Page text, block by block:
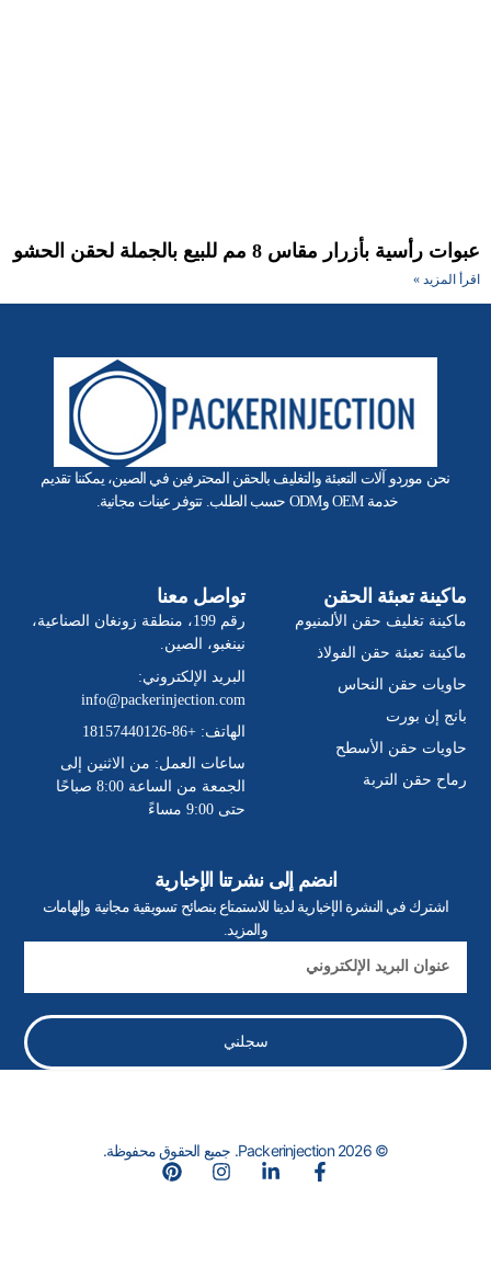
رأسية بأزرار مقاس 8 مم للبيع بالجملة لحقن الحشو
المزيد »
نحن موردو آلات التعبئة والتغليف بالحقن المحترفين في الصين، يمكننا تقديم
خدمة OEM وODM حسب الطلب. تتوفر عينات مجانية.
ماكينة تعبئة الحقن
ماكينة تغليف حقن الألمنيوم
ماكينة تعبئة حقن الفولاذ
حاويات حقن النحاس
بانج إن بورت
حاويات حقن الأسطح
رماح حقن التربة
تواصل معنا
رقم 199، منطقة زونغان الصناعية،
نينغبو، الصين.
البريد الإلكتروني:
info@packerinjection.com
الهاتف: +86-18157440126
ساعات العمل: من الاثنين إلى
الجمعة من الساعة 8:00 صباحًا
حتى 9:00 مساءً
انضم إلى نشرتنا الإخبارية
اشترك في النشرة الإخبارية لدينا للاستمتاع بنصائح تسويقية مجانية وإلهامات
والمزيد.
إلكتروني
سجلني